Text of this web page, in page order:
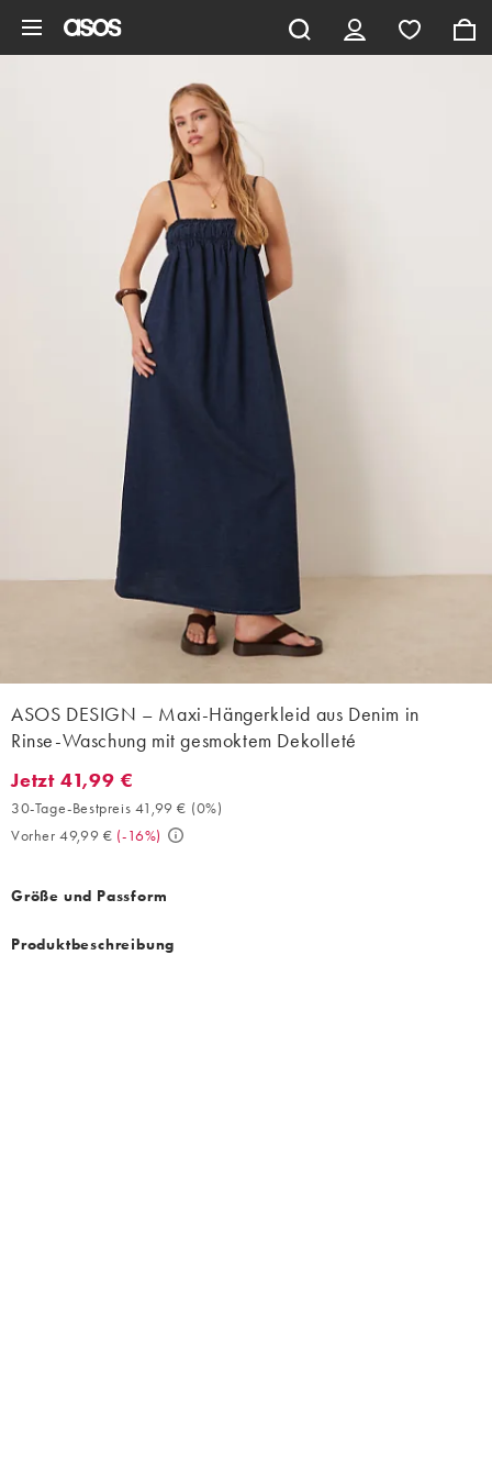
ASOS DESIGN – Maxi-Hängerkleid aus Denim in
Rinse-Waschung mit gesmoktem Dekolleté
Jetzt 41,99 €. 30-Tage-Bestpreis 41,99 € (0%). Vorher 49,99 €.
Jetzt 41,99 €
30-Tage-Bestpreis 41,99 € (0%)
Vorher 49,99 € (-16%)
Größe und Passform
Produktbeschreibung